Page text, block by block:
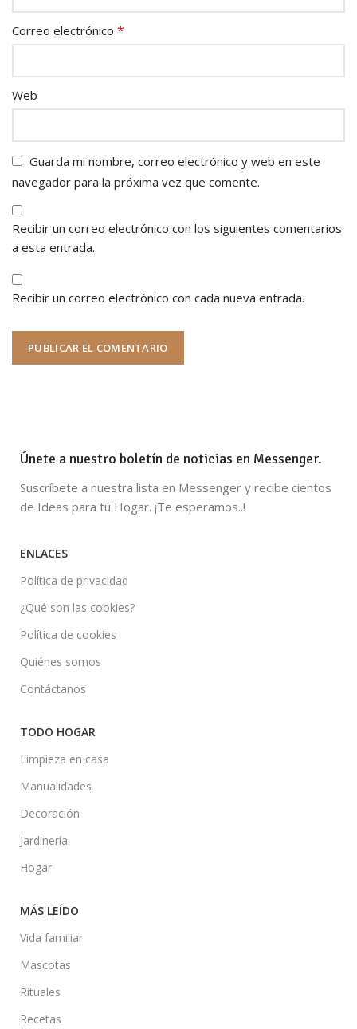
Correo electrónico *
Web
Guarda mi nombre, correo electrónico y web en este
navegador para la próxima vez que comente.
Recibir un correo electrónico con los siguientes comentarios
a esta entrada.
Recibir un correo electrónico con cada nueva entrada.
Únete a nuestro boletín de noticias en Messenger.
Suscríbete a nuestra lista en Messenger y recibe cientos
de Ideas para tú Hogar. ¡Te esperamos..!
ENLACES
Política de privacidad
¿Qué son las cookies?
Política de cookies
Quiénes somos
Contáctanos
TODO HOGAR
Limpieza en casa
Manualidades
Decoración
Jardinería
Hogar
MÁS LEÍDO
Vida familiar
Mascotas
Rituales
Recetas